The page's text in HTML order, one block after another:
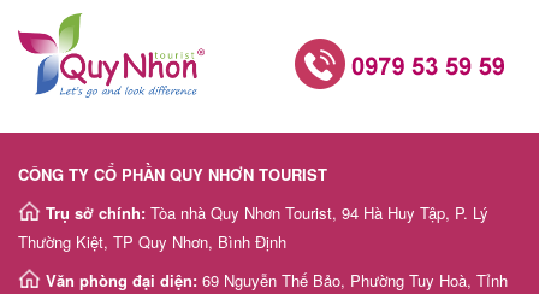
CÔNG TY CỔ PHẦN QUY NHƠN TOURIST
Trụ sở chính: Tòa nhà Quy Nhơn Tourist, 94 Hà Huy Tập, P. Lý
Thường Kiệt, TP Quy Nhơn, Bình Định
Văn phòng đại diện: 69 Nguyễn Thế Bảo, Phường Tuy Hoà, Tỉnh